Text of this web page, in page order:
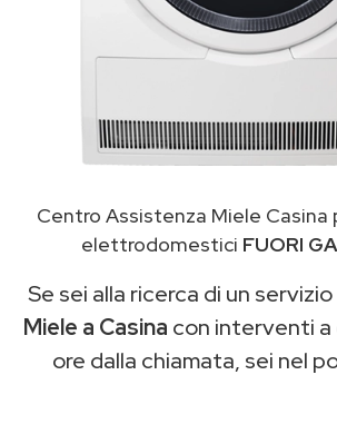
Centro Assistenza Miele Casina
elettrodomestici FUORI
Se sei alla ricerca di un servizio
Miele a Casina con interventi a
ore dalla chiamata, sei nel